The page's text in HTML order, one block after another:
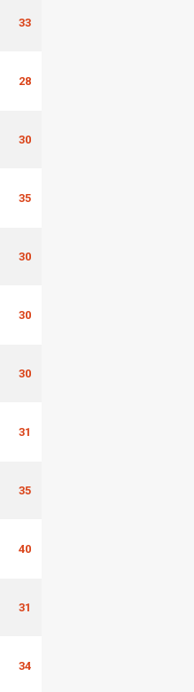
33
28
30
35
30
30
30
31
35
40
31
34